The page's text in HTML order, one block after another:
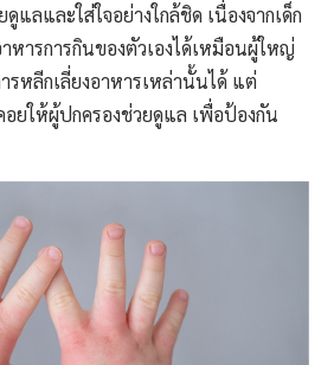
แลและใส่ใจอย่างใกล้ชิด เนื่องจากเด็ก
หารการกินของตัวเองได้เหมือนผู้ใหญ่
หลีกเลี่ยงอาหารเหล่านั้นได้ แต่
ยให้ผู้ปกครองช่วยดูแล เพื่อป้องกัน